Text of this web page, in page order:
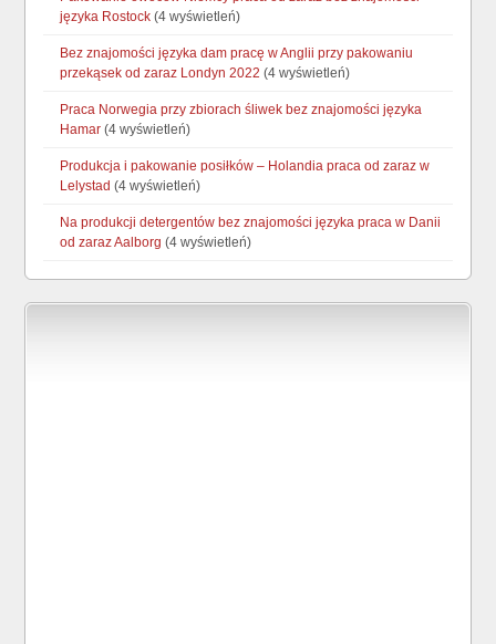
języka Rostock (4 wyświetleń)
Bez znajomości języka dam pracę w Anglii przy pakowaniu
przekąsek od zaraz Londyn 2022 (4 wyświetleń)
Praca Norwegia przy zbiorach śliwek bez znajomości języka
Hamar (4 wyświetleń)
Produkcja i pakowanie posiłków – Holandia praca od zaraz w
Lelystad (4 wyświetleń)
Na produkcji detergentów bez znajomości języka praca w Danii
od zaraz Aalborg (4 wyświetleń)